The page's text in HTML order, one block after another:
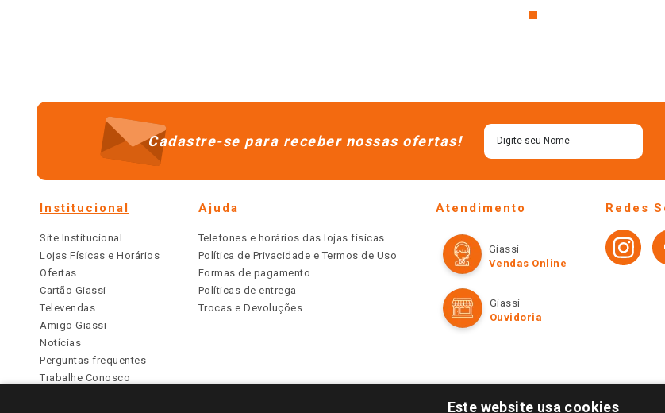
Cadastre-se para receber nossas ofertas!
Institucional
Site Institucional
Lojas Físicas e Horários
Ofertas
Cartão Giassi
Televendas
Amigo Giassi
Notícias
Perguntas frequentes
Trabalhe Conosco
Ajuda
Telefones e horários das lojas físicas
Política de Privacidade e Termos de Uso
Formas de pagamento
Políticas de entrega
Trocas e Devoluções
Atendimento
Giassi
Vendas Online
Giassi
Ouvidoria
Redes
Este website usa cookies